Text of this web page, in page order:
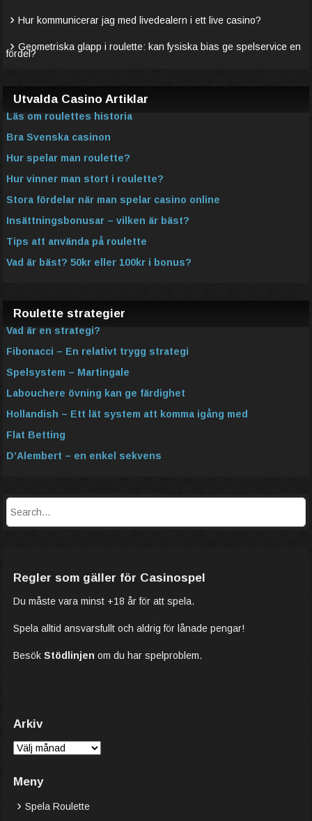
Hur kommunicerar jag med livedealern i ett live casino?
Geometriska glapp i roulette: kan fysiska bias ge spelservice en
fördel?
Utvalda Casino Artiklar
Läs om roulettes historia
Bra Svenska casinon
Hur spelar man roulette?
Hur vinner man stort i roulette?
Stora fördelar när man spelar casino online
Insättningsbonusar – vilken är bäst?
Tips att använda på roulette
Vad är bäst? 50kr eller 100kr i bonus?
Roulette strategier
Vad är en strategi?
Fibonacci – En relativt trygg strategi
Spelsystem – Martingale
Labouchere övning kan ge färdighet
Hollandish – Ett lät system att komma igång med
Flat Betting
D’Alembert – en enkel sekvens
Regler som gäller för Casinospel
Du måste vara minst +18 år för att spela.
Spela alltid ansvarsfullt och aldrig för lånade pengar!
Besök Stödlinjen om du har spelproblem.
Arkiv
Arkiv
Meny
Spela Roulette